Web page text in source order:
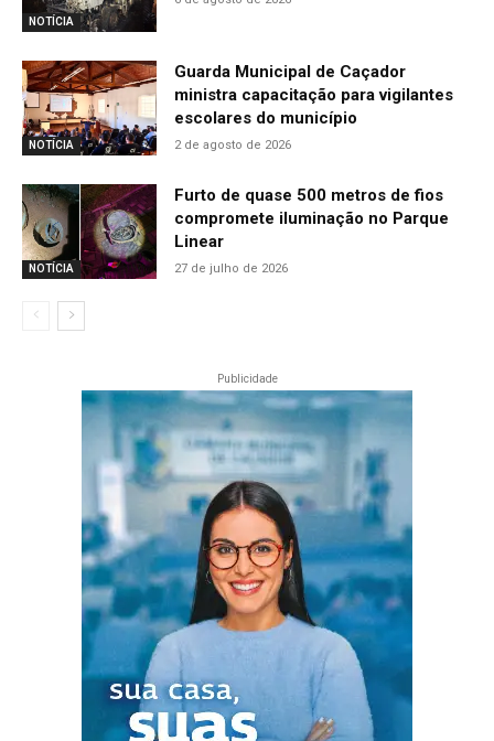
NOTÍCIA
NOTÍCIA
Guarda Municipal de Caçador
ministra capacitação para vigilantes
escolares do município
2 de agosto de 2026
NOTÍCIA
Furto de quase 500 metros de fios
compromete iluminação no Parque
Linear
27 de julho de 2026
Publicidade